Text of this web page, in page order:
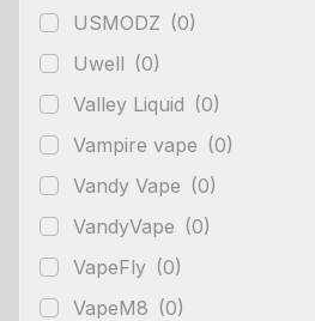
USMODZ (0)
Uwell (0)
Valley Liquid (0)
Vampire vape (0)
Vandy Vape (0)
VandyVape (0)
VapeFly (0)
VapeM8 (0)